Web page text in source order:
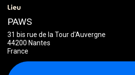
Lieu
PAWS
31 bis rue de la Tour d'Auvergne
44200 Nantes
France